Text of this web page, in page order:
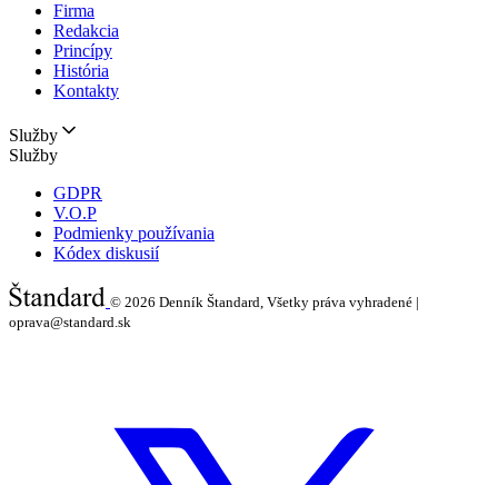
Firma
Redakcia
Princípy
História
Kontakty
Služby
Služby
GDPR
V.O.P
Podmienky používania
Kódex diskusií
© 2026 Denník Štandard, Všetky práva vyhradené |
oprava@standard.sk